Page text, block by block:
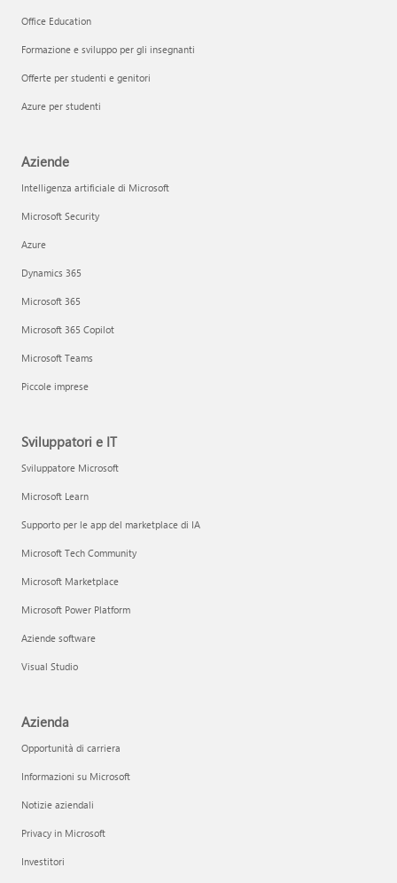
Office Education
Formazione e sviluppo per gli insegnanti
Offerte per studenti e genitori
Azure per studenti
Aziende
Intelligenza artificiale di Microsoft
Microsoft Security
Azure
Dynamics 365
Microsoft 365
Microsoft 365 Copilot
Microsoft Teams
Piccole imprese
Sviluppatori e IT
Sviluppatore Microsoft
Microsoft Learn
Supporto per le app del marketplace di IA
Microsoft Tech Community
Microsoft Marketplace
Microsoft Power Platform
Aziende software
Visual Studio
Azienda
Opportunità di carriera
Informazioni su Microsoft
Notizie aziendali
Privacy in Microsoft
Investitori